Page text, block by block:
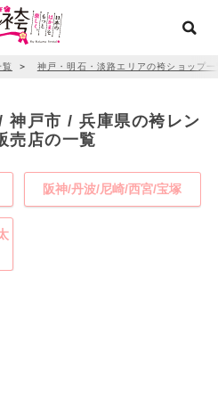
＞ 神戸・明石・淡路エリアの袴ショップ一
神戸市 / 兵庫県の袴レン
売店の一覧
阪神/丹波/尼崎/西宮/宝塚